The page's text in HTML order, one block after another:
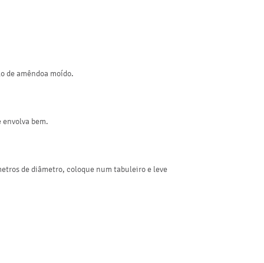
de amêndoa moído.
envolva bem.
de diâmetro, coloque num tabuleiro e leve